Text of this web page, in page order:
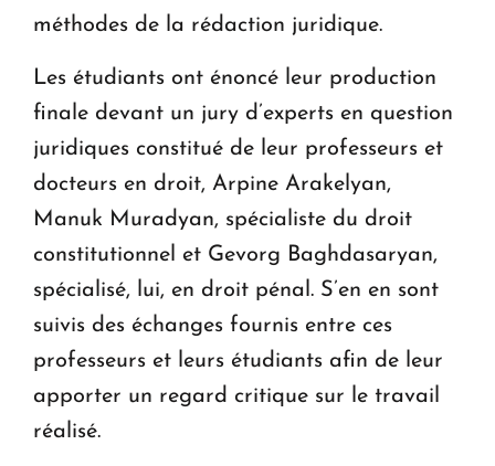
méthodes de la rédaction juridique.
Les étudiants ont énoncé leur production
finale devant un jury d’experts en question
juridiques constitué de leur professeurs et
docteurs en droit, Arpine Arakelyan,
Manuk Muradyan, spécialiste du droit
constitutionnel et Gevorg Baghdasaryan,
spécialisé, lui, en droit pénal. S’en en sont
suivis des échanges fournis entre ces
professeurs et leurs étudiants afin de leur
apporter un regard critique sur le travail
réalisé.